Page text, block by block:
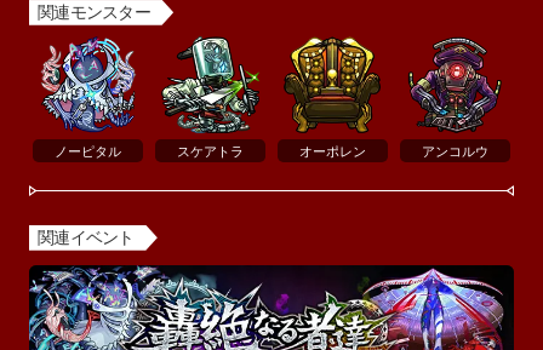
関連モンスター
ノーピタル スケアトラ オーポレン アンコルウ
関連イベント